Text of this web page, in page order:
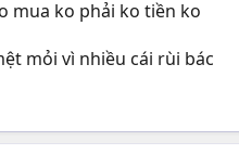
mua ko phải ko tiền ko
mỏi vì nhiều cái rùi bác